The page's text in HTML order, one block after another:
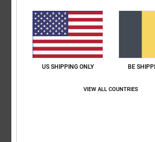
Note moyenne
5.0
0% de nos clients recommandent
US SHIPPING ONLY BE
VIEW ALL COUNTRIES